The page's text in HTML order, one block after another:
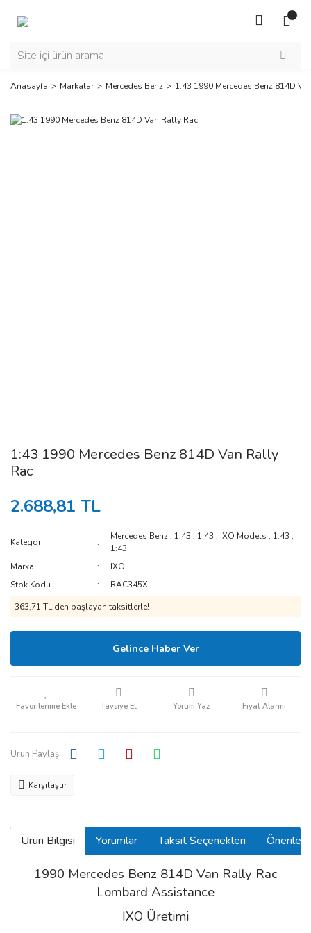
Anasayfa Markalar Mercedes Benz 1:43 1990 Mercedes Benz 814D
1:43 1990 Mercedes Benz 814D Van Rally
Rac
2.688,81 TL
Kategori
Mercedes Benz , 1:43 , 1:43 , IXO Models , 1:43 ,
1:43
Marka
IXO
Stok Kodu
RAC345X
363,71 TL den başlayan taksitlerle!
Gelince Haber Ver
Tavsiye Et Yorum Yaz Fiyat Alarmı
Ürün Paylaş :
Karşılaştır
Ürün Bilgisi Yorumlar Taksit Seçenekleri
1990 Mercedes Benz 814D Van Rally Rac
Lombard Assistance
IXO Üretimi